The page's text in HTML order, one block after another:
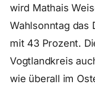
wird Mathais
Wahlsonntag das
mit 43 Prozent.
Vogtlandkreis
wie überall im